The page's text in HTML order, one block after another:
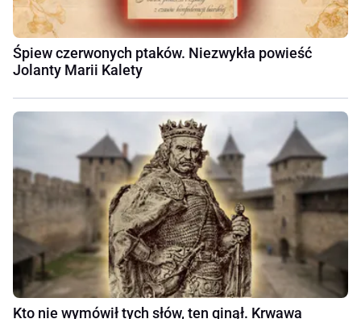
Śpiew czerwonych ptaków. Niezwykła powieść
Jolanty Marii Kalety
Kto nie wymówił tych słów, ten ginął. Krwawa